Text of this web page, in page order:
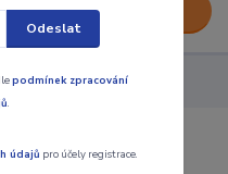
L
Odeslat
podmínek zpracování
.
údajů pro účely registrace.